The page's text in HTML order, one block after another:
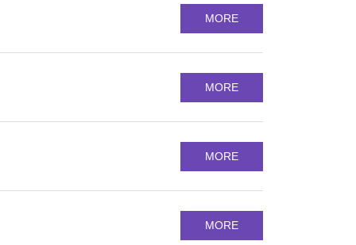
MORE
MORE
MORE
MORE